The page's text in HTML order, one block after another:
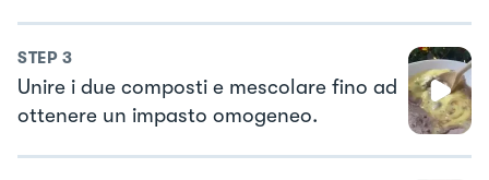
STEP 3
Unire i due composti e mescolare fino ad
ottenere un impasto omogeneo.